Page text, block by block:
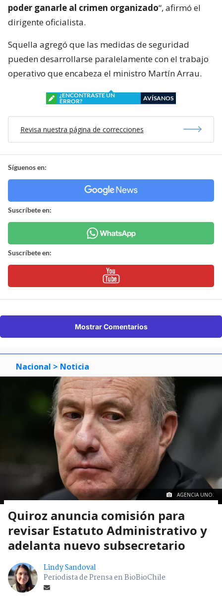
poder ganarle al crimen organizado“, afirmó el
dirigente oficialista.
Squella agregó que las medidas de seguridad
pueden desarrollarse paralelamente con el trabajo
operativo que encabeza el ministro Martín Arrau.
¿ENCONTRASTE UN
ERROR?
AVÍSANOS
Revisa nuestra página de correcciones
Síguenos en:
Suscríbete en:
Suscríbete en:
Mostrar Comentarios
Nacional > Noticia
AGENCIA UNO.
Quiroz anuncia comisión para
revisar Estatuto Administrativo y
adelanta nuevo subsecretario
Lindy Sandoval
Periodista de Prensa en BioBioChile